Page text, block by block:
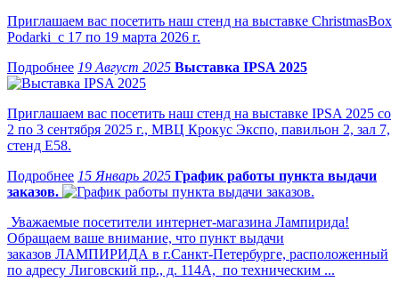
Приглашаем вас посетить наш стенд на выставке ChristmasBox
Podarki с 17 по 19 марта 2026 г.
19 Август 2025 Выставка IPSA 2025
Приглашаем вас посетить наш стенд на выставке IPSA 2025 со
2 по 3 сентября 2025 г., МВЦ Крокус Экспо, павильон 2, зал 7,
стенд Е58.
15 Январь 2025 График работы пункта выдачи
заказов.
Уважаемые посетители интернет-магазина Лампирида!
Обращаем ваше внимание, что пункт выдачи
заказов ЛАМПИРИДА в г.Санкт-Петербурге, расположенный
по адресу Лиговский пр., д. 114А, по техническим ...